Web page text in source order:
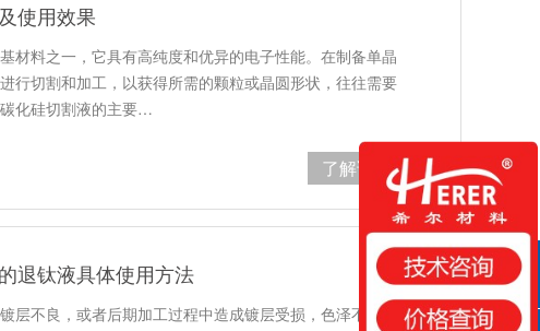
使用效果
材料之一，它具有高纯度和优异的电子性能。在制备单晶
行切割和加工，以获得所需的颗粒或晶圆形状，往往需要
化硅切割液的主要…
了解详情
退钛液具体使用方法
层不良，或者后期加工过程中造成镀层受损，色泽不均
QQ咨询